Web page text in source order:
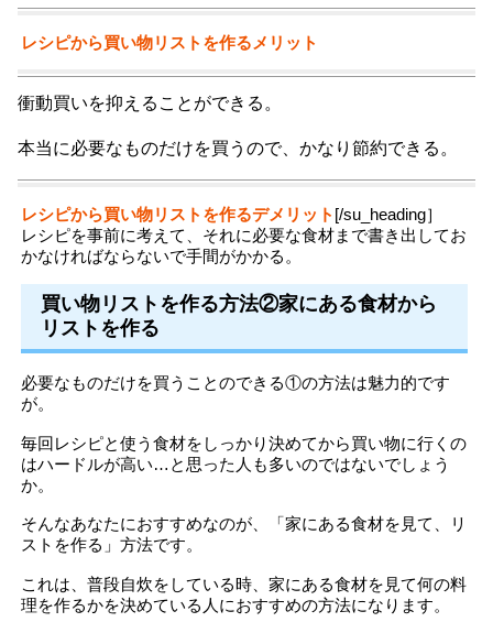
レシピから買い物リストを作るメリット
衝動買いを抑えることができる。
本当に必要なものだけを買うので、かなり節約できる。
レシピから買い物リストを作るデメリット [/su_heading］
レシピを事前に考えて、それに必要な食材まで書き出してお
かなければならないで手間がかかる。
買い物リストを作る方法②家にある食材から
リストを作る
必要なものだけを買うことのできる①の方法は魅力的です
が。
毎回レシピと使う食材をしっかり決めてから買い物に行くの
はハードルが高い…と思った人も多いのではないでしょう
か。
そんなあなたにおすすめなのが、「家にある食材を見て、リ
ストを作る」方法です。
これは、普段自炊をしている時、家にある食材を見て何の料
理を作るかを決めている人におすすめの方法になります。